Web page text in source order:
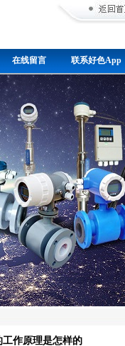
在线留言 联系好色App
作原理是怎样的